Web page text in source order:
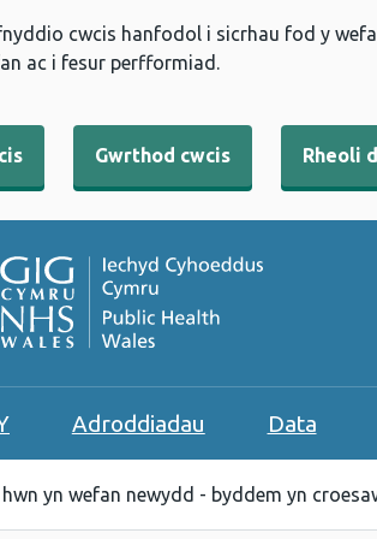
cwcis hanfodol i sicrhau fod y
ac i fesur perfformiad.
Gwrthod cwcis Rheoli
Adroddiadau Data
hwn yn wefan newydd - byddem yn